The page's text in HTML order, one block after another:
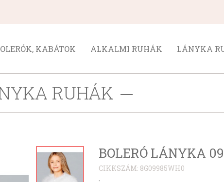
KABÁTOK ALKALMI RUHÁK LÁNYKA
RUHÁK
BOLERÓ LÁNYKA
CIKKSZÁM: 8G09985WH0